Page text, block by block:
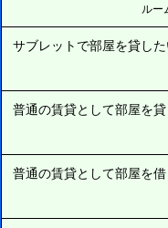
ルー
サブレットで部屋を貸し
普通の賃貸として部屋を
普通の賃貸として部屋を